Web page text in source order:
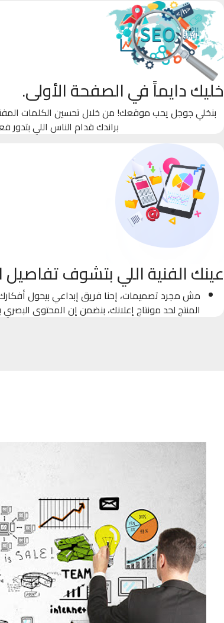
خليك دايماً في الصفحة الأولى.
براندك قدام الناس اللي بتدور
عينك الفنية اللي بتشوف تفاصيل
مش مجرد تصميمات، إحنا فريق إبداعي بيحول
المنتج لحد مونتاج إعلانك، بنضمن إن المحتوى